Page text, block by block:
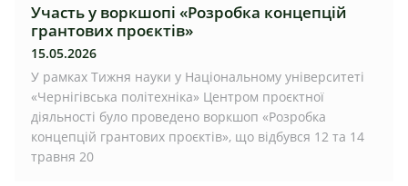
Участь у воркшопі «Розробка концепцій
грантових проєктів»
15.05.2026
У рамках Тижня науки у Національному університеті
«Чернігівська політехніка» Центром проєктної
діяльності було проведено воркшоп «Розробка
концепцій грантових проєктів», що відбувся 12 та 14
травня 20